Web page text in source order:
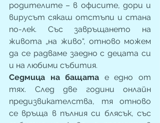
родителите – в офисите, дори и
вирусът сякаш отстъпи и стана
по-лек. Със завръщането на
живота „на живо“, отново можем
да се радваме заедно с децата си
и на любими събития.
Седмица на бащата е едно от
тях. След две години онлайн
предизвикателства, тя отново
се връща в пълния си блясък, със